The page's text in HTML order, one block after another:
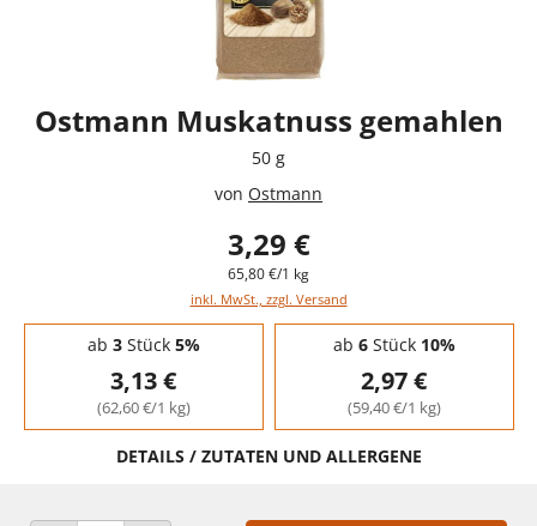
Ostmann Muskatnuss gemahlen
50 g
von Ostmann
3,29 €
65,80 €/1 kg
inkl. MwSt., zzgl. Versand
Staffelpreise - Mengenrabatt
ab 3Stück 5%
3,13 €
(62,60 €/1 kg)
ab 6Stück 10%
2,97 €
(59,40 €/1 kg)
DETAILS / ZUTATEN UND ALLERGENE